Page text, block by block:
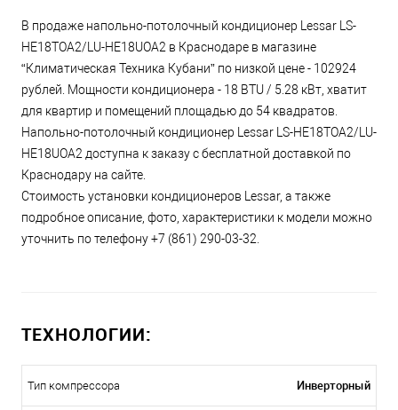
В продаже напольно-потолочный кондиционер Lessar LS-
HE18TOA2/LU-HE18UOA2 в Краснодаре в магазине
“Климатическая Техника Кубани” по низкой цене - 102924
рублей. Мощности кондиционера - 18 BTU / 5.28 кВт, хватит
для квартир и помещений площадью до 54 квадратов.
Напольно-потолочный кондиционер Lessar LS-HE18TOA2/LU-
HE18UOA2 доступна к заказу с бесплатной доставкой по
Краснодару на сайте.
Стоимость установки кондиционеров Lessar, а также
подробное описание, фото, характеристики к модели можно
уточнить по телефону +7 (861) 290-03-32.
ТЕХНОЛОГИИ:
Тип компрессора Инверторный